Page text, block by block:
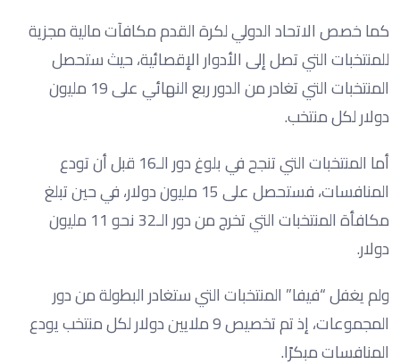
كما خصص الاتحاد الدولي لكرة القدم مكافآت مالية مجزية
للمنتخبات التي تصل إلى الأدوار الإقصائية، حيث ستحصل
المنتخبات التي تغادر من الدور ربع النهائي على 19 مليون
دولار لكل منتخب.
أما المنتخبات التي تنجح في بلوغ دور الـ16 قبل أن تودع
المنافسات، فستحصل على 15 مليون دولار، في حين تبلغ
مكافأة المنتخبات التي تخرج من دور الـ32 نحو 11 مليون
دولار.
ولم يغفل “فيفا” المنتخبات التي ستغادر البطولة من دور
المجموعات، إذ تم تخصيص 9 ملايين دولار لكل منتخب يودع
المنافسات مبكرًا.